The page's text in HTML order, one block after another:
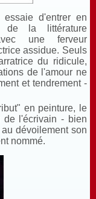
d'entrer en
la littérature
une ferveur
assidue. Seuls
du ridicule,
de l'amour ne
et tendrement -
en peinture, le
de l'écrivain- bien
dévoilement son
nommé.